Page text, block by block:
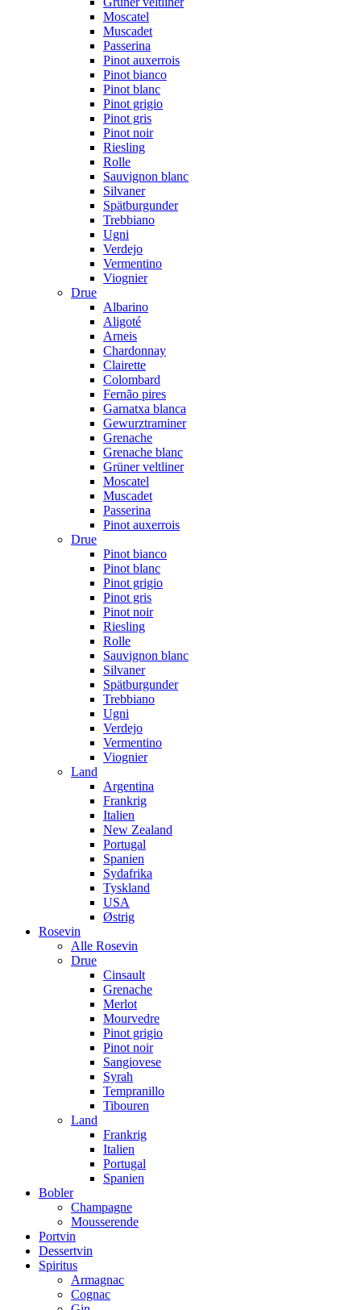
Moscatel
Muscadet
Passerina
Pinot auxerrois
Pinot bianco
Pinot blanc
Pinot grigio
Pinot gris
Pinot noir
Riesling
Rolle
Sauvignon blanc
Silvaner
Spätburgunder
Trebbiano
Ugni
Verdejo
Vermentino
Viognier
Drue
Albarino
Aligoté
Arneis
Chardonnay
Clairette
Colombard
Fernão pires
Garnatxa blanca
Gewurztraminer
Grenache
Grenache blanc
Grüner veltliner
Moscatel
Muscadet
Passerina
Pinot auxerrois
Drue
Pinot bianco
Pinot blanc
Pinot grigio
Pinot gris
Pinot noir
Riesling
Rolle
Sauvignon blanc
Silvaner
Spätburgunder
Trebbiano
Ugni
Verdejo
Vermentino
Viognier
Land
Argentina
Frankrig
Italien
New Zealand
Portugal
Spanien
Sydafrika
Tyskland
USA
Østrig
Rosevin
Alle Rosevin
Drue
Cinsault
Grenache
Merlot
Mourvedre
Pinot grigio
Pinot noir
Sangiovese
Syrah
Tempranillo
Tibouren
Land
Frankrig
Italien
Portugal
Spanien
Bobler
Champagne
Mousserende
Portvin
Dessertvin
Spiritus
Armagnac
Cognac